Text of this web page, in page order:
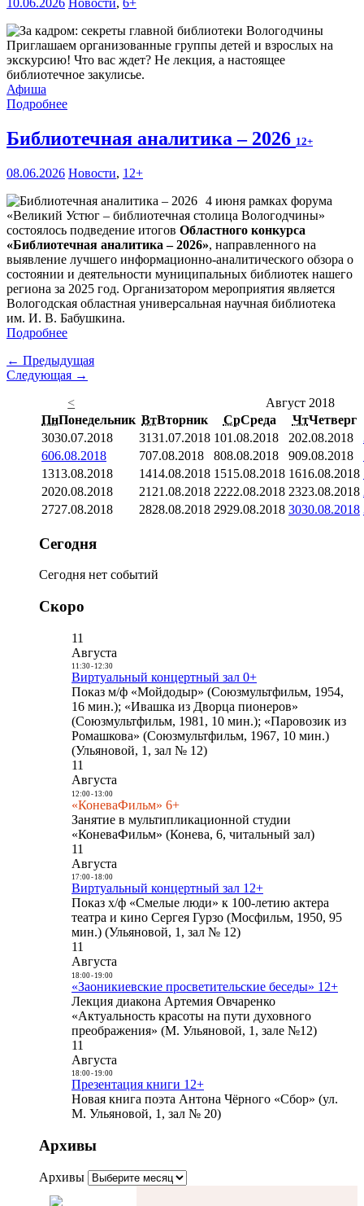
10.06.2026 Новости, 6+
Приглашаем организованные группы детей и взрослых на
экскурсию! Что вас ждет? Не лекция, а настоящее
библиотечное закулисье.
Афиша
Подробнее
Библиотечная аналитика – 2026 12+
08.06.2026 Новости, 12+
4 июня рамках форума
«Великий Устюг – библиотечная столица Вологодчины»
состоялось подведение итогов Областного конкурса
«Библиотечная аналитика – 2026», направленного на
выявление лучшего информационно-аналитического обзора о
состоянии и деятельности муниципальных библиотек нашего
региона за 2025 год. Организатором мероприятия является
Вологодская областная универсальная научная библиотека
им. И. В. Бабушкина.
Подробнее
← Предыдущая
Следующая →
<
Август 2018
ПнПонедельник ВтВторник СрСреда ЧтЧетверг
3030.07.2018 3131.07.2018 101.08.2018 202.08.2018
606.08.2018 707.08.2018 808.08.2018 909.08.2018
1313.08.2018 1414.08.2018 1515.08.2018 1616.08.2018
2020.08.2018 21 21.08.2018 2222.08.2018 2323.08.2018
2727.08.2018 2828.08.2018 2929.08.2018 3030.08.2018
Сегодня
Сегодня нет событий
Скоро
11
Августа
11:30- 12:30
Виртуальный концертный зал 0+
Показ м/ф «Мойдодыр» (Союзмультфильм, 1954,
16 мин.); «Ивашка из Дворца пионеров»
(Союзмультфильм, 1981, 10 мин.); «Паровозик из
Ромашкова» (Союзмультфильм, 1967, 10 мин.)
(Ульяновой, 1, зал № 12)
11
Августа
12:00- 13:00
«КоневаФильм» 6+
Занятие в мультипликационной студии
«КоневаФильм» (Конева, 6, читальный зал)
11
Августа
17:00- 18:00
Виртуальный концертный зал 12+
Показ х/ф «Смелые люди» к 100-летию актера
театра и кино Сергея Гурзо (Мосфильм, 1950, 95
мин.) (Ульяновой, 1, зал № 12)
11
Августа
18:00- 19:00
«Заоникиевские просветительские беседы» 12+
Лекция диакона Артемия Овчаренко
«Актуальность красоты на пути духовного
преображения» (М. Ульяновой, 1, зале №12)
11
Августа
18:00- 19:00
Презентация книги 12+
Новая книга поэта Антона Чёрного «Сбор» (ул.
М. Ульяновой, 1, зал № 20)
Архивы
Архивы